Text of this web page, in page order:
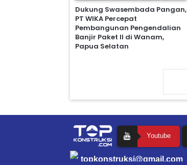
Dukung Swasembada Pangan,
PT WIKA Percepat
Pembangunan Pengendalian
Banjir Paket II di Wanam,
Papua Selatan
Youtube
topkonstruksi@gmail.com